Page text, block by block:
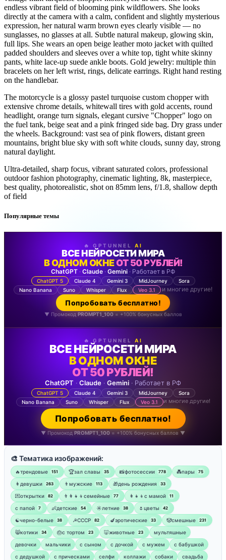
endless vibrant field of blooming pink wildflowers. She looks
directly at the camera with a calm, confident and slightly mysterious
expression, her natural warm brown eyes clearly visible — no
sunglasses, no glasses at all. Subtle natural makeup, glowing skin,
full lips. She wears an open beige leather moto jacket with quilted
padded shoulders and sleeves over a white top, tight white skinny
pants, white lace-up suede ankle boots. Gold jewelry: multiple thin
bracelets on her left wrist, rings, delicate earrings. Right hand resting
on the handlebar.
The motorcycle is a glossy pastel turquoise custom chopper with
extensive chrome details, whitewall tires with gold accents, round
headlight, orange turn signals, elegant cursive "Chopper" logo on
the fuel tank, beige seat and a pink fringed side bag. Dry grass under
the wheels. Background: vast sea of pink flowers, distant green
mountains, bright blue sky with soft white clouds, sunny day, strong
natural daylight.
Ultra-detailed, sharp focus, vibrant saturated colors, professional
outdoor fashion photography, cinematic lighting, 8k, masterpiece,
best quality, photorealistic, shot on 85mm lens, f/1.8, shallow depth
of field
Популярные темы
🔥 GPTUNNEL AI
ВСЕ НЕЙРОСЕТИ МИРА
В ОДНОМ ОКНЕОТ 50 РУБЛЕЙ!
ChatGPT · Claude · Gemini · Работает в РФ
ChatGPT 5 Claude 4 Gemini 3 MidJourney
Sora
Nano Banana
Suno Whisper Flux Veo 3.1 и многие другие!
Попробовать бесплатно!
▼ Промокод PROMPT1_100= +100% бонусных баллов
🔥 GPTUNNEL AI
ВСЕ НЕЙРОСЕТИ МИРА
В ОДНОМ ОКНЕ
ОТ 50 РУБЛЕЙ!
ChatGPT · Claude · Gemini · Работает в РФ
ChatGPT 5 Claude 4 Gemini 3 MidJourney
Sora
Nano Banana
Suno Whisper Flux Veo 3.1 и многие другие!
Попробовать бесплатно!
▼ Промокод PROMPT1_100 = +100% бонусных баллов ▼
🎨 Тематика изображений:
🔥трендовые 151 🏆зал славы 35 📸фотосессии 778 💑пары 75
👩девушки 263 👨мужские 113 🎁день рождения 33
💌открытки 82 👨‍👩‍👧‍👦семейные 77 👩‍👧‍👦с мамой 11
‍с папой 7 👶детские 54 ☀️летние 38 🌷цветы 42
☯︎черно-белые 38 ☭СССР 82 🍆эротические 33 🤡смешные 231
😸котики 34 🎂с тортом 23 🐷животные 23
мультяшные
девочки
мальчики с сыном с дочкой с мужем
с бабушкой
с дедушкой
с прическами селфи коллажи собаки свадьба